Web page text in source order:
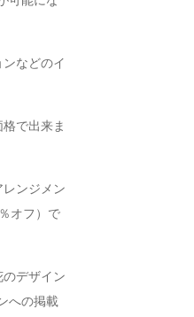
などのイ
で出来ま
ンジメン
オフ）で
デザイン
への掲載